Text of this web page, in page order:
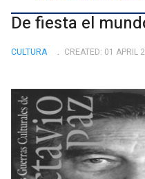
De fiesta el
CULTURA CREATED: 01 APRIL